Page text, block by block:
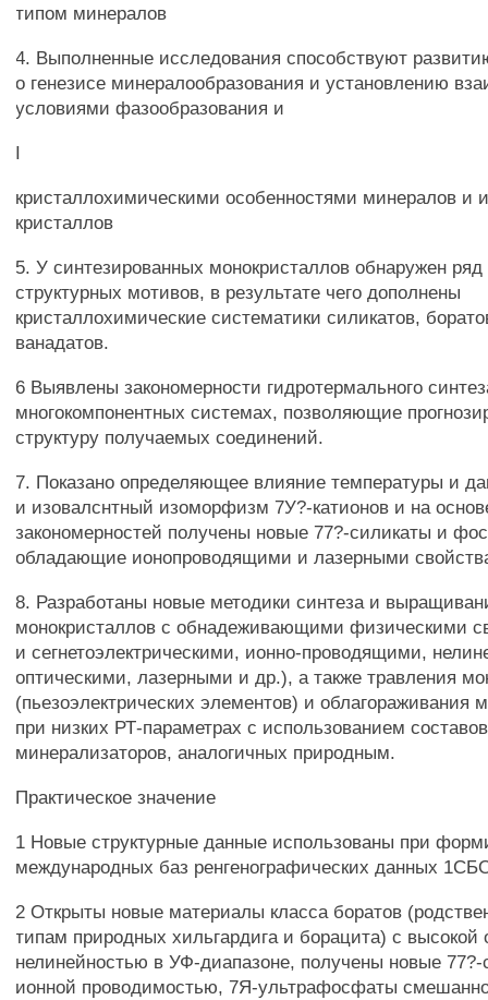
типом минералов
4. Выполненные исследования способствуют
о генезисе минералообразования и установлению
условиями фазообразования и
I
кристаллохимическими особенностями минералов и
кристаллов
5. У синтезированных монокристаллов обнаружен
структурных мотивов, в результате чего дополнены
кристаллохимические систематики силикатов,
ванадатов.
6 Выявлены закономерности гидротермального
многокомпонентных системах, позволяющие
структуру получаемых соединений.
7. Показано определяющее влияние температуры и
и изовалснтный изоморфизм 7У?-катионов и на
закономерностей получены новые 77?-силикаты и
обладающие ионопроводящими и лазерными
8. Разработаны новые методики синтеза и
монокристаллов с обнадеживающими физическими
и сегнетоэлектрическими, ионно-проводящими,
оптическими, лазерными и др.), а также травления
(пьезоэлектрических элементов) и облагораживания
при низких РТ-параметрах с использованием составов
минерализаторов, аналогичных природным.
Практическое значение
1 Новые структурные данные использованы при
международных баз ренгенографических данных
2 Открыты новые материалы класса боратов
типам природных хильгардига и борацита) с высокой
нелинейностью в УФ-диапазоне, получены новые 77?-
ионной проводимостью, 7Я-ультрафосфаты